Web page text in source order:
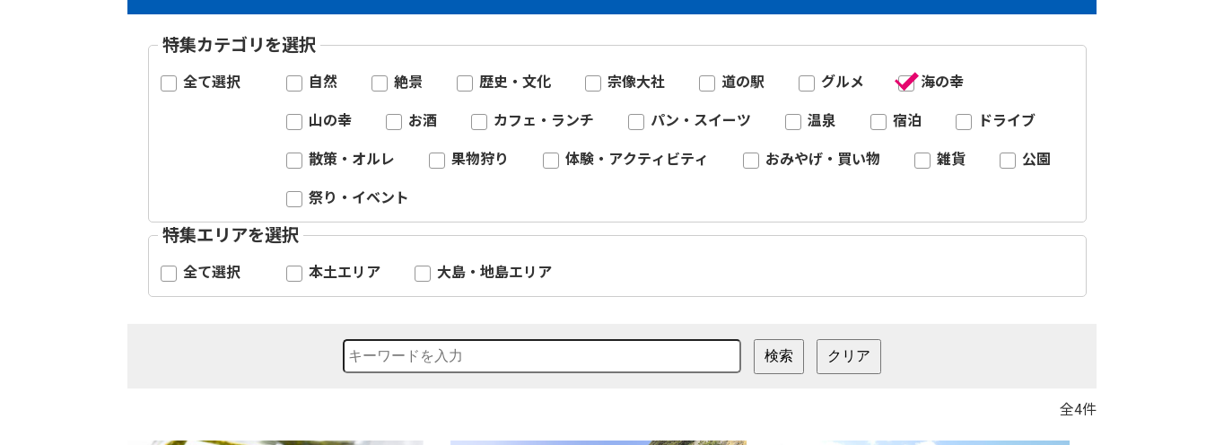
特集カテゴリを選択
全て選択 自然 絶景 歴史・文化 宗像大社 道の駅 グルメ 海の幸
山の幸 お酒 カフェ・ランチ パン・スイーツ 温泉 宿泊 ドライブ
散策・オルレ 果物狩り 体験・アクティビティ おみやげ・買い物 雑貨 公園
祭り・イベント
特集エリアを選択
全て選択 本土エリア 大島・地島エリア
全4件